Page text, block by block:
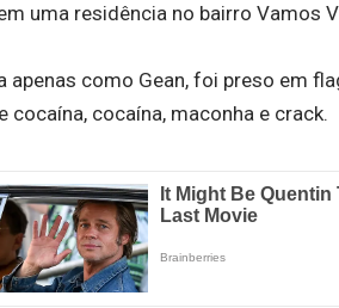
uma residência no bairro Vamos
como Gean, foi preso em
cocaína, cocaína, maconha e crack.